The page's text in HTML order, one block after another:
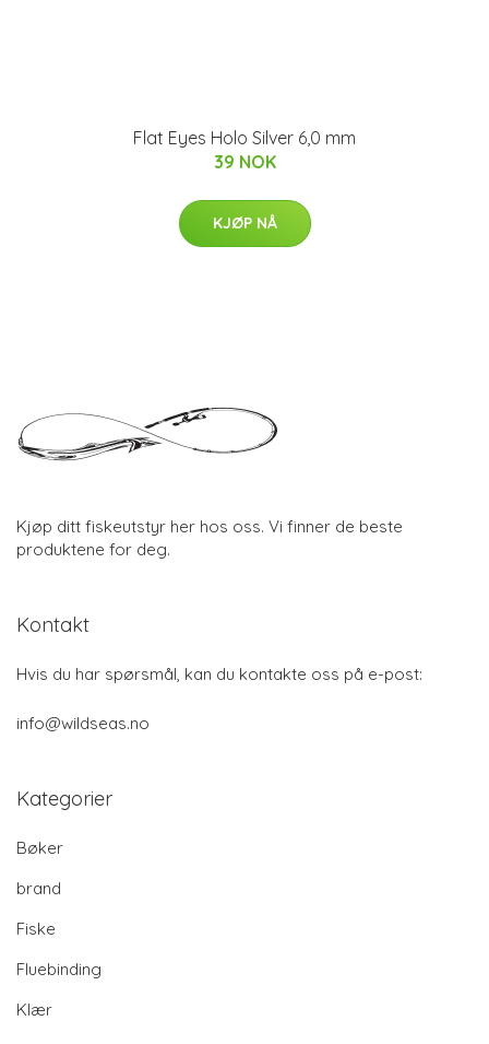
Flat Eyes Holo Silver 6,0 mm
39 NOK
KJØP NÅ
Kjøp ditt fiskeutstyr her hos oss. Vi finner de beste
produktene for deg.
Kontakt
Hvis du har spørsmål, kan du kontakte oss på e-post:
info@wildseas.no
Kategorier
Bøker
brand
Fiske
Fluebinding
Klær